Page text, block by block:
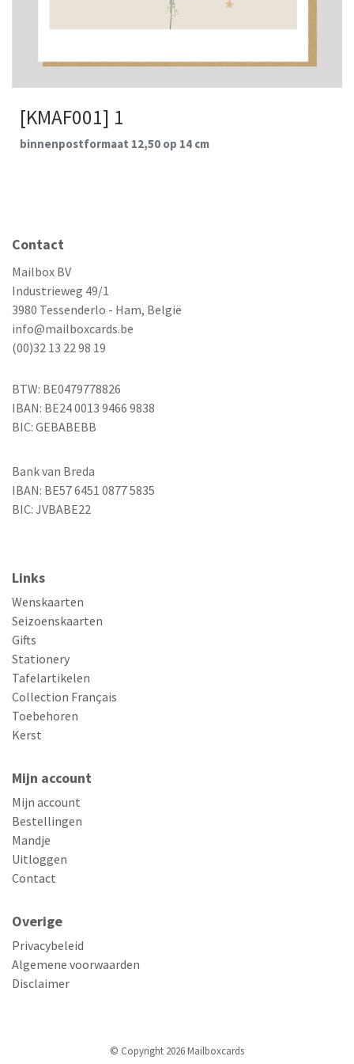
[KMAF001] 1
binnenpostformaat 12,50 op 14 cm
Contact
Mailbox BV
Industrieweg 49/1
3980 Tessenderlo - Ham, België
info@mailboxcards.be
(00)32 13 22 98 19
BTW: BE0479778826
IBAN: BE24 0013 9466 9838
BIC: GEBABEBB
Bank van Breda
IBAN: BE57 6451 0877 5835
BIC: JVBABE22
Links
Wenskaarten
Seizoenskaarten
Gifts
Stationery
Tafelartikelen
Collection Français
Toebehoren
Kerst
Mijn account
Mijn account
Bestellingen
Mandje
Uitloggen
Contact
Overige
Privacybeleid
Algemene voorwaarden
Disclaimer
© Copyright 2026 Mailboxcards